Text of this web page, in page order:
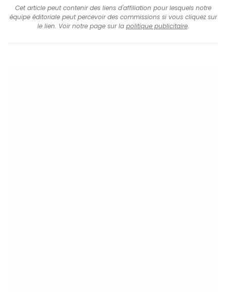
Cet article peut contenir des liens d'affiliation pour lesquels notre
équipe éditoriale peut percevoir des commissions si vous cliquez sur
le lien. Voir notre page sur la politique publicitaire.